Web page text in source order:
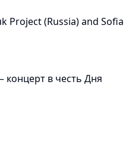
Project (Russia) and Sofia
концерт в честь Дня